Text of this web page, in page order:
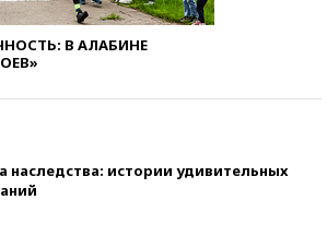
В АЛАБИНЕ
наследства: истории удивительных